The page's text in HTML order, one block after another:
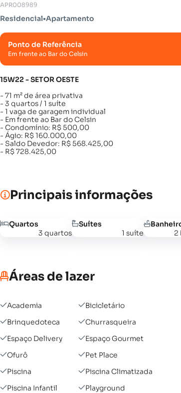
APR008989
Residencial•Apartamento
Ponto de Referência
Em frente ao Bar do Celsin
15W22 - SETOR OESTE
- 71 m² de área privativa
- 3 quartos / 1 suíte
- 1 vaga de garagem individual
- Em frente ao Bar do Celsin
- Condomínio: R$ 500,00
- Ágio: R$ 160.000,00
- Saldo Devedor: R$ 568.425,00
- R$ 728.425,00
Principais informações
Quartos
3 quartos
Suítes
1 suíte
2
Áreas de lazer
Academia
Bicicletário
Brinquedoteca
Churrasqueira
Espaço Delivery
Espaço Gourmet
Ofurô
Pet Place
Piscina
Piscina Climatizada
Piscina Infantil
Playground